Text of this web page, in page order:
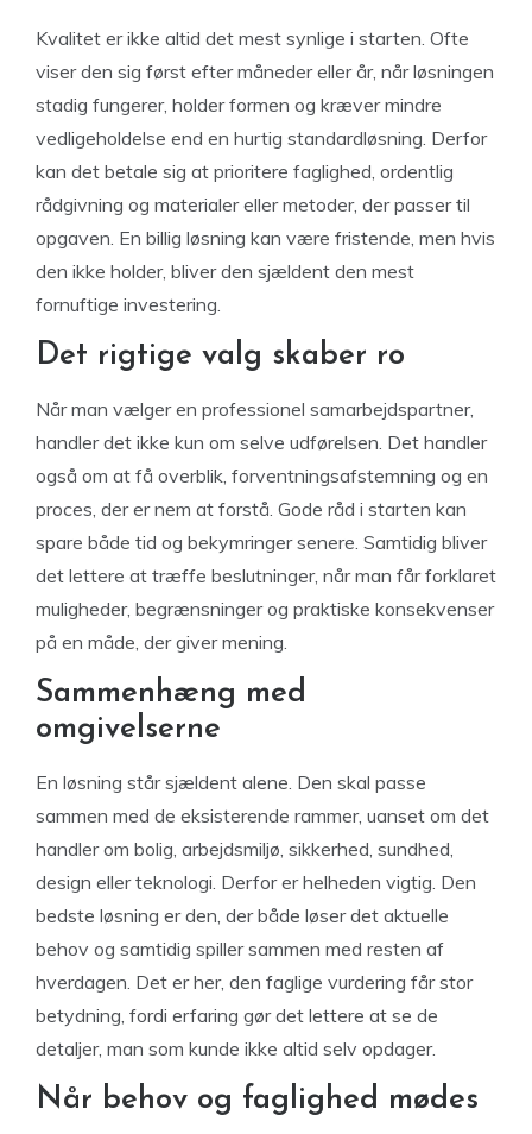
Kvalitet er ikke altid det mest synlige i starten. Ofte
viser den sig først efter måneder eller år, når løsningen
stadig fungerer, holder formen og kræver mindre
vedligeholdelse end en hurtig standardløsning. Derfor
kan det betale sig at prioritere faglighed, ordentlig
rådgivning og materialer eller metoder, der passer til
opgaven. En billig løsning kan være fristende, men hvis
den ikke holder, bliver den sjældent den mest
fornuftige investering.
Det rigtige valg skaber ro
Når man vælger en professionel samarbejdspartner,
handler det ikke kun om selve udførelsen. Det handler
også om at få overblik, forventningsafstemning og en
proces, der er nem at forstå. Gode råd i starten kan
spare både tid og bekymringer senere. Samtidig bliver
det lettere at træffe beslutninger, når man får forklaret
muligheder, begrænsninger og praktiske konsekvenser
på en måde, der giver mening.
Sammenhæng med
omgivelserne
En løsning står sjældent alene. Den skal passe
sammen med de eksisterende rammer, uanset om det
handler om bolig, arbejdsmiljø, sikkerhed, sundhed,
design eller teknologi. Derfor er helheden vigtig. Den
bedste løsning er den, der både løser det aktuelle
behov og samtidig spiller sammen med resten af
hverdagen. Det er her, den faglige vurdering får stor
betydning, fordi erfaring gør det lettere at se de
detaljer, man som kunde ikke altid selv opdager.
Når behov og faglighed mødes